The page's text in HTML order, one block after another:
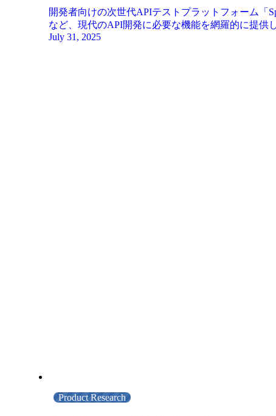
開発者向けの次世代APIテストプラットフォーム「
など、現代のAPI開発に必要な機能を網羅的に提供
July 31, 2025
Product Research